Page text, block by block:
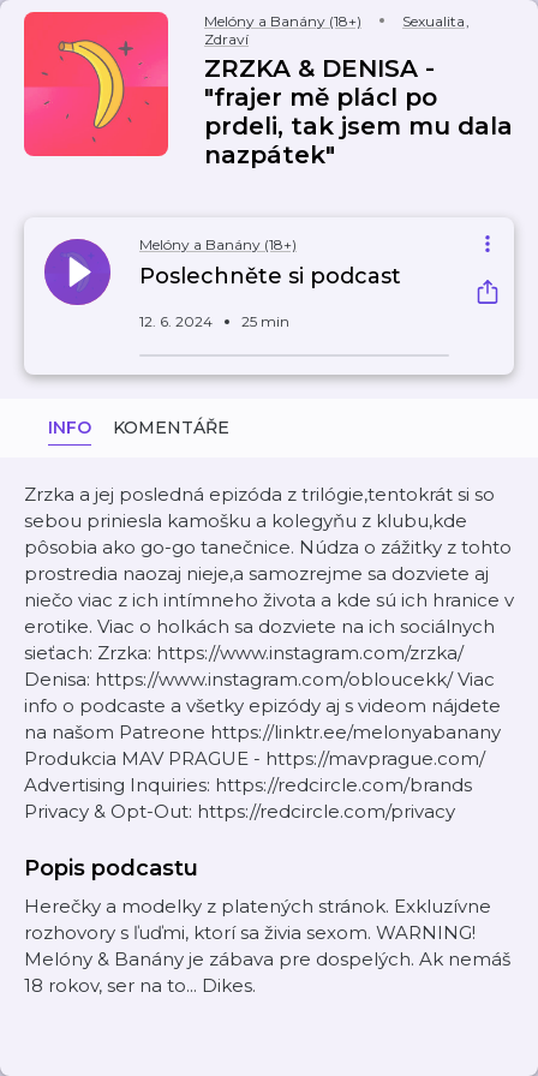
Melóny a Banány (18+) Sexualita,
Zdraví
ZRZKA & DENISA -
"frajer mě plácl po
prdeli, tak jsem mu dala
nazpátek"
Melóny a Banány (18+)
Poslechněte si podcast
12. 6. 2024 25 min
INFO KOMENTÁŘE
Zrzka a jej posledná epizóda z trilógie,tentokrát si so
sebou priniesla kamošku a kolegyňu z klubu,kde
pôsobia ako go-go tanečnice. Núdza o zážitky z tohto
prostredia naozaj nieje,a samozrejme sa dozviete aj
niečo viac z ich intímneho života a kde sú ich hranice v
erotike. Viac o holkách sa dozviete na ich sociálnych
sieťach: Zrzka: https://www.instagram.com/zrzka/
Denisa: https://www.instagram.com/obloucekk/ Viac
info o podcaste a všetky epizódy aj s videom nájdete
na našom Patreone https://linktr.ee/melonyabanany
Produkcia MAV PRAGUE - https://mavprague.com/
Advertising Inquiries: https://redcircle.com/brands
Privacy & Opt-Out: https://redcircle.com/privacy
Popis podcastu
Herečky a modelky z platených stránok. Exkluzívne
rozhovory s ľuďmi, ktorí sa živia sexom. WARNING!
Melóny & Banány je zábava pre dospelých. Ak nemáš
18 rokov, ser na to... Dikes.